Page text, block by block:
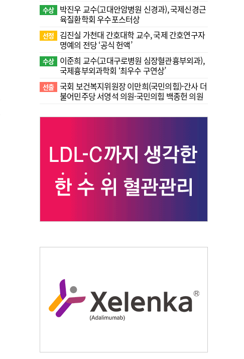
수상
박진우 교수(고대안암병원 신경과), 국제신경근
육질환학회 우수포스터상
선정
김진실 가천대 간호대학 교수, 국제 간호연구자
명예의 전당 ‘공식 헌액’
수상
이준희 교수(고대구로병원 심장혈관흉부외과),
국제흉부외과학회 ‘최우수 구연상’
선출 국회 보건복지위원장 이만희(국민의힘)-간사 더
불어민주당 서영석 의원·국민의힘 백종헌 의원